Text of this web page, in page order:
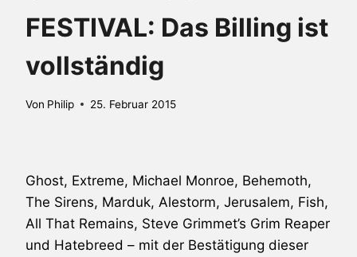
FESTIVAL: Das Billing ist
vollständig
Von Philip 25. Februar 2015
Ghost, Extreme, Michael Monroe, Behemoth,
The Sirens, Marduk, Alestorm, Jerusalem, Fish,
All That Remains, Steve Grimmet’s Grim Reaper
und Hatebreed – mit der Bestätigung dieser